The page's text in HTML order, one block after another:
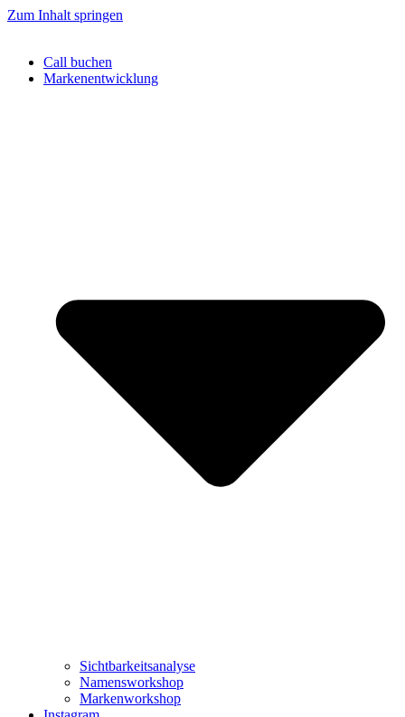
Zum Inhalt springen
Call buchen
Markenentwicklung
Sichtbarkeitsanalyse
Namensworkshop
Markenworkshop